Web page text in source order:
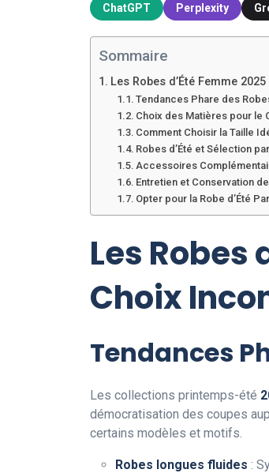
ChatGPT Perplexity
Sommaire
Les Robes d’Été Femme
Tendances Phare des
Choix des Matières pour le
Comment Choisir la Taille
Robes d’Été et Sélection
Accessoires
Entretien et Conservation
Opter pour la Robe d’Été
Les Robes
Choix
Tendances
Les collections printemps-été
démocratisation des coupes
certains modèles et motifs.
Robes longues fluides :